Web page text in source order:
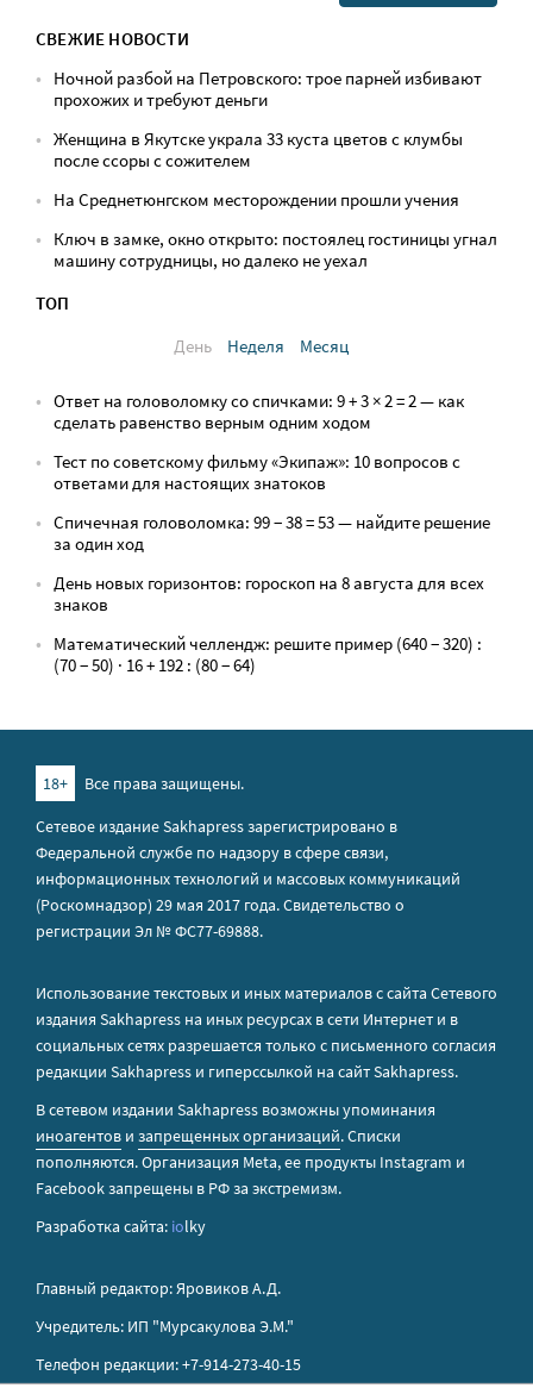
СВЕЖИЕ НОВОСТИ
Ночной разбой на Петровского: трое парней избивают
прохожих и требуют деньги
Женщина в Якутске украла 33 куста цветов с клумбы
после ссоры с сожителем
На Среднетюнгском месторождении прошли учения
Ключ в замке, окно открыто: постоялец гостиницы угнал
машину сотрудницы, но далеко не уехал
ТОП
День
Неделя Месяц
Ответ на головоломку со спичками: 9 + 3 × 2 = 2 — как
сделать равенство верным одним ходом
Тест по советскому фильму «Экипаж»: 10 вопросов с
ответами для настоящих знатоков
Спичечная головоломка: 99 − 38 = 53 — найдите решение
за один ход
День новых горизонтов: гороскоп на 8 августа для всех
знаков
Математический челлендж: решите пример (640 − 320) :
(70 − 50) · 16 + 192 : (80 − 64)
18+
Все права защищены.
Сетевое издание Sakhapress зарегистрировано в
Федеральной службе по надзору в сфере связи,
информационных технологий и массовых коммуникаций
(Роскомнадзор) 29 мая 2017 года. Свидетельство о
регистрации Эл № ФС77-69888.
Использование текстовых и иных материалов с сайта Сетевого
издания Sakhapress на иных ресурсах в сети Интернет и в
социальных сетях разрешается только с письменного согласия
редакции Sakhapress и гиперссылкой на сайт Sakhapress.
В сетевом издании Sakhapress возможны упоминания
иноагентов и запрещенных организаций. Списки
пополняются. Организация Metа, ее продукты Instagram и
Facebook запрещены в РФ за экстремизм.
Разработка сайта: iolky
Главный редактор: Яровиков А.Д.
Учредитель: ИП "Мурсакулова Э.М."
Телефон редакции: +7-914-273-40-15